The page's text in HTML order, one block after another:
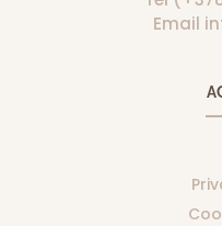
Email